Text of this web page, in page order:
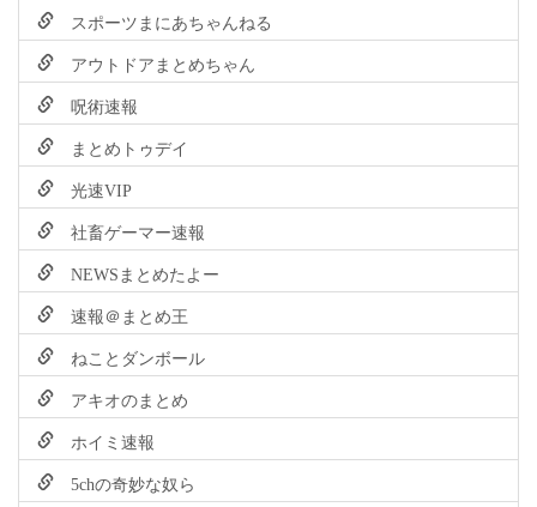
スポーツまにあちゃんねる
アウトドアまとめちゃん
呪術速報
まとめトゥデイ
光速VIP
社畜ゲーマー速報
NEWSまとめたよー
速報＠まとめ王
ねことダンボール
アキオのまとめ
ホイミ速報
5chの奇妙な奴ら